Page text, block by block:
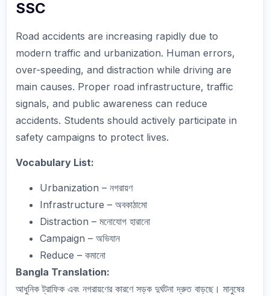
SSC
Road accidents are increasing rapidly due to
modern traffic and urbanization. Human errors,
over-speeding, and distraction while driving are
main causes. Proper road infrastructure, traffic
signals, and public awareness can reduce
accidents. Students should actively participate in
safety campaigns to protect lives.
Vocabulary List:
Urbanization – নগরায়ণ
Infrastructure – অবকাঠামো
Distraction – মনোযোগ হারানো
Campaign – অভিযান
Reduce – কমানো
Bangla Translation:
আধুনিক ট্রাফিক এবং নগরায়ণের কারণে সড়ক দুর্ঘটনা দ্রুত বাড়ছে। মানুষের